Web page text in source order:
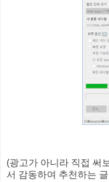
(광고가 아니라 직접 써
서 감동하여 추천하는